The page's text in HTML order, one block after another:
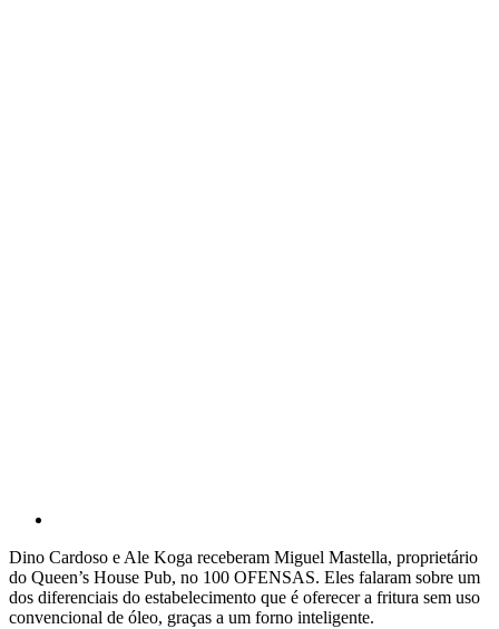
Dino Cardoso e Ale Koga receberam Miguel Mastella, proprietário
do Queen’s House Pub, no 100 OFENSAS. Eles falaram sobre um
dos diferenciais do estabelecimento que é oferecer a fritura sem uso
convencional de óleo, graças a um forno inteligente.